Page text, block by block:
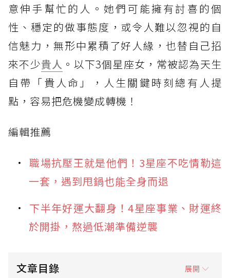
意伸手幫忙的人。她們可能擁有討喜的個
性、穩定的做事態度，或令人難以忽視的自
信魅力，無形中累積了好人緣，也替自己招
來不少貴人 。以下3個星座女，常被認為天生
自帶「貴人命」，人生關鍵時刻總有人提
點，容易把危機變成轉機！
編輯推薦
職場抗壓王就是他們！3星座不吃情勒這
一套，遇到甩鍋也能全身而退
下半年好運大翻身！4星座事業、財運終
於開掛，熬過低潮準備逆襲
文章目錄 展開